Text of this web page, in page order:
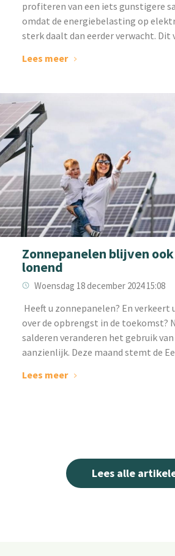
profiteren van een iets gunstigere
omdat de energiebelasting op
sterk daalt dan eerder verwacht. Dit
Lees meer
Zonnepanelen blijven
lonend
Woensdag 18 december 2024 15:08
Heeft u zonnepanelen? En verkeert
over de opbrengst in de toekomst?
salderen veranderen het gebruik
aanzienlijk. Deze maand stemt de
Lees meer
Lees alle